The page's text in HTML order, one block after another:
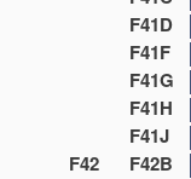
F41D
F41F
F41G
F41H
F41J
F42 F42B